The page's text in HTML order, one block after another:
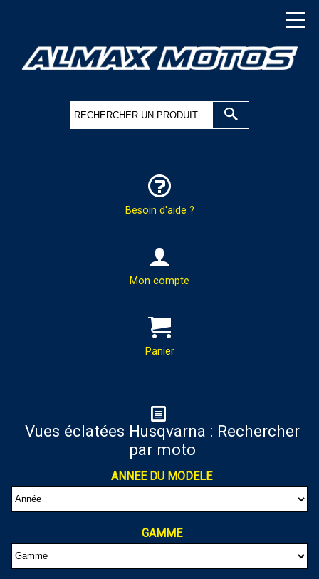
Besoin d'aide ?
HOTLINE & COMMANDES
PAR TÉLÉPHONE :
PAR MAIL :
Contactez-nous pour toutes
demandes de renseignements
Mon compte
Panier
Panier
Votre panier est vide
Vues éclatées Husqvarna : Rechercher
par moto
ANNEE DU MODELE
GAMME